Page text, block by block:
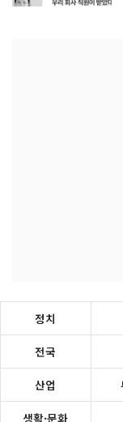
정치
전국
산업
생활·문화